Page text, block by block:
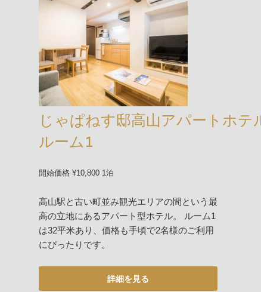
じゃぱねす邸高山アパートホテ
ルーム1
開始価格 ¥10,800 1泊
高山駅と古い町並み観光エリアの間という最
高の立地にあるアパート型ホテル。 ルーム1
は32平米あり、価格も手頃で2名様のご利用
にぴったりです。